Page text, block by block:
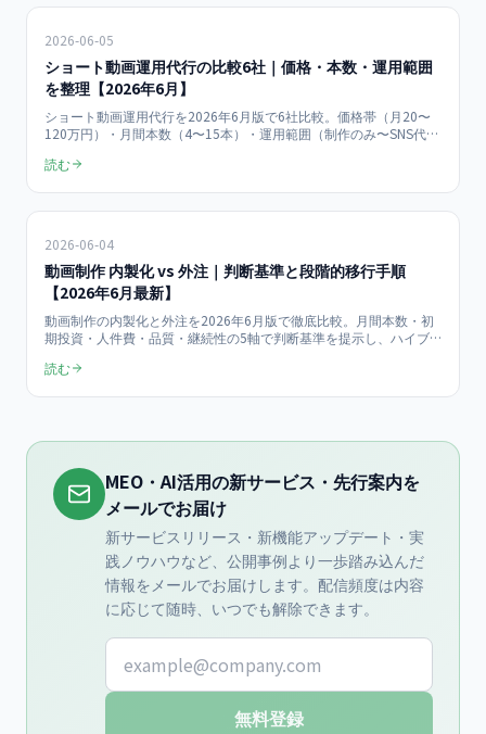
2026-06-05
ショート動画運用代行の比較6社｜価格・本数・運用範囲
を整理【2026年6月】
ショート動画運用代行を2026年6月版で6社比較。価格帯（月20〜
120万円）・月間本数（4〜15本）・運用範囲（制作のみ〜SNS代行
開。中堅・大手・特化型の選び分け、業種別の最適パートナー選
読む
2026-06-04
動画制作 内製化 vs 外注｜判断基準と段階的移行手順
【2026年6月最新】
動画制作の内製化と外注を2026年6月版で徹底比較。月間本数・初
期投資・人件費・品質・継続性の5軸で判断基準を提示し、ハイブ
額外注540万円/年のコスト試算、Sora 2・Veo 3活用の最新トレン
読む
MEO・AI活用の新サービス・先行案内を
メールでお届け
新サービスリリース・新機能アップデート・実
践ノウハウなど、公開事例より一歩踏み込んだ
情報をメールでお届けします。配信頻度は内容
に応じて随時、いつでも解除できます。
メールアドレス
無料登録